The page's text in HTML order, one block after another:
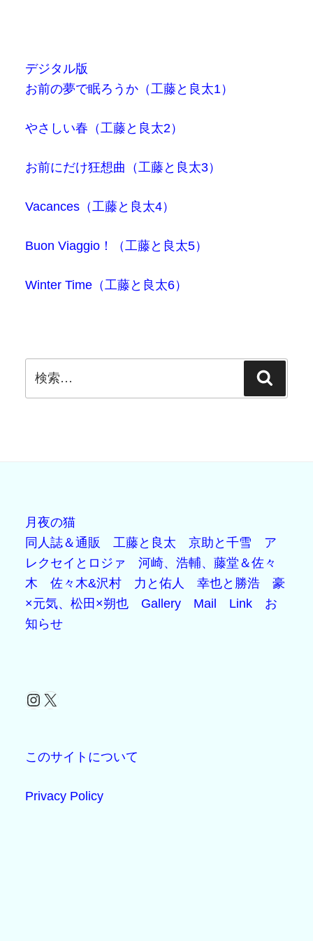
デジタル版
お前の夢で眠ろうか（工藤と良太1）
やさしい春（工藤と良太2）
お前にだけ狂想曲（工藤と良太3）
Vacances（工藤と良太4）
Buon Viaggio！（工藤と良太5）
Winter Time（工藤と良太6）
索:
月夜の猫
同人誌＆通販
工藤と良太 京助と千雪
ア
レクセイとロジァ
河崎、浩輔、藤堂＆佐々
木
佐々木&沢村 力と佑人 幸也と勝浩
豪
×元気、松田×朔也
Gallery Mail Link
お
知らせ
Instagram
X
このサイトについて
Privacy Policy